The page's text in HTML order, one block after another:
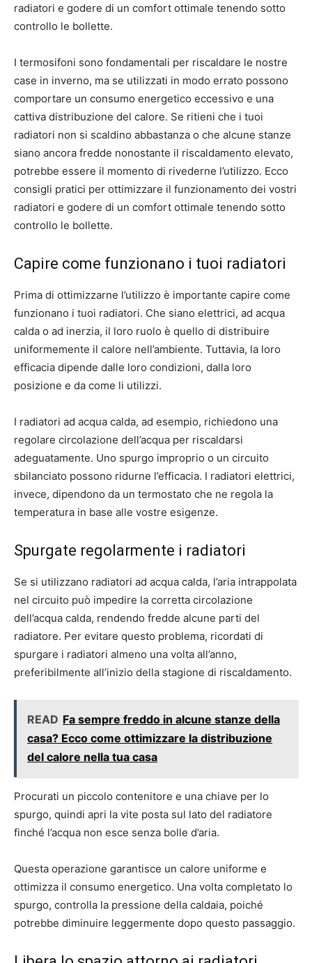
radiatori e godere di un comfort ottimale tenendo sotto
controllo le bollette.
I termosifoni sono fondamentali per riscaldare le nostre
case in inverno, ma se utilizzati in modo errato possono
comportare un consumo energetico eccessivo e una
cattiva distribuzione del calore. Se ritieni che i tuoi
radiatori non si scaldino abbastanza o che alcune stanze
siano ancora fredde nonostante il riscaldamento elevato,
potrebbe essere il momento di rivederne l’utilizzo. Ecco
consigli pratici per ottimizzare il funzionamento dei vostri
radiatori e godere di un comfort ottimale tenendo sotto
controllo le bollette.
Capire come funzionano i tuoi radiatori
Prima di ottimizzarne l’utilizzo è importante capire come
funzionano i tuoi radiatori. Che siano elettrici, ad acqua
calda o ad inerzia, il loro ruolo è quello di distribuire
uniformemente il calore nell’ambiente. Tuttavia, la loro
efficacia dipende dalle loro condizioni, dalla loro
posizione e da come li utilizzi.
I radiatori ad acqua calda, ad esempio, richiedono una
regolare circolazione dell’acqua per riscaldarsi
adeguatamente. Uno spurgo improprio o un circuito
sbilanciato possono ridurne l’efficacia. I radiatori elettrici,
invece, dipendono da un termostato che ne regola la
temperatura in base alle vostre esigenze.
Spurgate regolarmente i radiatori
Se si utilizzano radiatori ad acqua calda, l’aria intrappolata
nel circuito può impedire la corretta circolazione
dell’acqua calda, rendendo fredde alcune parti del
radiatore. Per evitare questo problema, ricordati di
spurgare i radiatori almeno una volta all’anno,
preferibilmente all’inizio della stagione di riscaldamento.
READ Fa sempre freddo in alcune stanze della
casa? Ecco come ottimizzare la distribuzione
del calore nella tua casa
Procurati un piccolo contenitore e una chiave per lo
spurgo, quindi apri la vite posta sul lato del radiatore
finché l’acqua non esce senza bolle d’aria.
Questa operazione garantisce un calore uniforme e
ottimizza il consumo energetico. Una volta completato lo
spurgo, controlla la pressione della caldaia, poiché
potrebbe diminuire leggermente dopo questo passaggio.